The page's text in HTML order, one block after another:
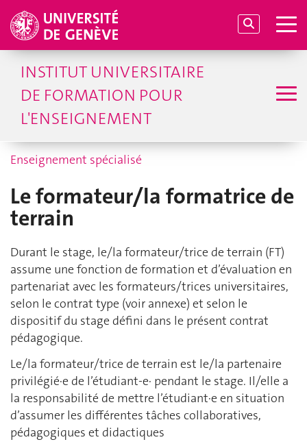
INSTITUT UNIVERSITAIRE
DE FORMATION POUR
L'ENSEIGNEMENT
Enseignement spécialisé
Le formateur/la formatrice de
terrain
Durant le stage, le/la formateur/trice de terrain (FT)
assume une fonction de formation et d’évaluation en
partenariat avec les formateurs/trices universitaires,
selon le contrat type (voir annexe) et selon le
dispositif du stage défini dans le présent contrat
pédagogique.
Le/la formateur/trice de terrain est le/la partenaire
privilégié∙e de l’étudiant-e∙ pendant le stage. Il/elle a
la responsabilité de mettre l’étudiant∙e en situation
d’assumer les différentes tâches collaboratives,
pédagogiques et didactiques